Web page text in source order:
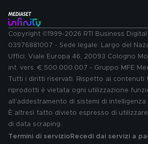
Copyright ©1999-2026 RTI Business Digital
03976881007 - Sede legale: Largo del
Uffici: Viale Europa 46, 20093 Cologno
int. vers. € 500.000.007 - Gruppo MFE
Tutti i diritti riservati. Rispetto ai contenuti
riprodotti è vietata ogni utilizzazione
all'addestramento di sistemi di
È altresì fatto divieto espresso di
di data scraping.
Termini di servizio Recedi dai servizi a